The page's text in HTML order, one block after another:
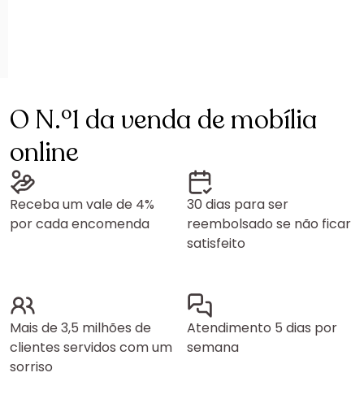
O N.º1 da venda de mobília
online
Receba um vale de 4%
por cada encomenda
30 dias para ser
reembolsado se não ficar
satisfeito
Mais de 3,5 milhões de
clientes servidos com um
sorriso
Atendimento 5 dias por
semana